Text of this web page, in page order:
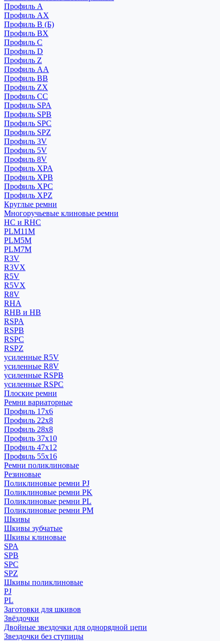
Профиль A
Профиль AX
Профиль B (Б)
Профиль BX
Профиль C
Профиль D
Профиль Z
Профиль АА
Профиль BB
Профиль ZX
Профиль CC
Профиль SPA
Профиль SPB
Профиль SPC
Профиль SPZ
Профиль 3V
Профиль 5V
Профиль 8V
Профиль XPA
Профиль XPB
Профиль XPC
Профиль XPZ
Круглые ремни
Многоручьевые клиновые ремни
HC и RHC
PLM11M
PLM5M
PLM7M
R3V
R3VX
R5V
R5VX
R8V
RHA
RHB и HB
RSPA
RSPB
RSPC
RSPZ
усиленные R5V
усиленные R8V
усиленные RSPB
усиленные RSPC
Плоские ремни
Ремни вариаторные
Профиль 17x6
Профиль 22x8
Профиль 28x8
Профиль 37x10
Профиль 47x12
Профиль 55x16
Ремни поликлиновые
Резиновые
Поликлиновые ремни PJ
Поликлиновые ремни PK
Поликлиновые ремни PL
Поликлиновые ремни PM
Шкивы
Шкивы зубчатые
Шкивы клиновые
SPA
SPB
SPC
SPZ
Шкивы поликлиновые
PJ
PL
Заготовки для шкивов
Звёздочки
Двойные звездочки для однорядной цепи
Звездочки без ступицы